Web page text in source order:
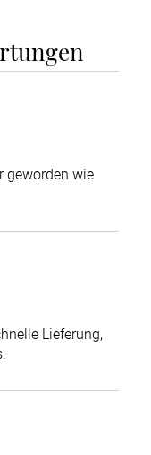
geworden wie
Lieferung,